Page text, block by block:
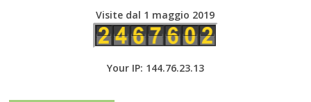
Visite dal 1 maggio 2019
Your IP: 144.76.23.13